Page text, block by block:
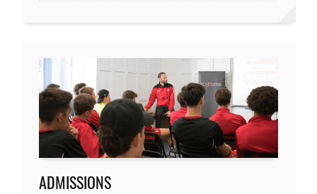
ADMISSIONS